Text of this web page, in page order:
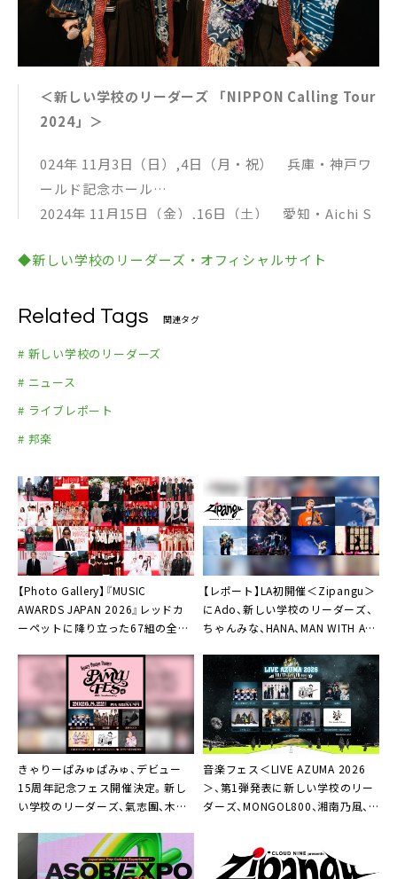
10.Essa Hoisa
11.最終人類/恋ゲバ REMIX
12.Change
13.Fly High
14.Tokyo Calling
Encore
1.Fantastico
2.Forever sisters
＜新しい学校のリーダーズ 「NIPPON Calling Tour
2024」＞
024年 11月3日（日）,4日（月・祝） 兵庫・神戸ワ
ールド記念ホール
2024年 11月15日（金）,16日（土） 愛知・Aichi S
2024年 11月23日（土）,24日（日） 宮城・仙台サ
2024年 11月27日（水）,28日（木） 福岡・福岡サ
2024年 12月5日（木）,6日（金） 広島・広島文化
学園HBGホール
2024年 12月9日（月） 北海道・カナモトホール
（札幌市民ホール）
代々木競技場第一体育館
https://l-tike.com/st1/leaderstour2024_officia
l/
◆新しい学校のリーダーズ・オフィシャルサイト
Related Tags 関連タグ
# 新しい学校のリーダーズ
# ニュース
# ライブレポート
# 邦楽
【Photo Gallery】『MUSIC
AWARDS JAPAN 2026』レッドカ
ーペットに降り立った67組の全画
【レポート】LA初開催＜Zipangu＞
にAdo、新しい学校のリーダーズ、
ちゃんみな、HANA、MAN WITH A
結
きゃりーぱみゅぱみゅ、デビュー
15周年記念フェス開催決定。新し
い学校のリーダーズ、氣志團、木村
MONGOL800ら集結
音楽フェス＜LIVE AZUMA 2026
＞、第1弾発表に新しい学校のリー
ダーズ、MONGOL800、湘南乃⾵、